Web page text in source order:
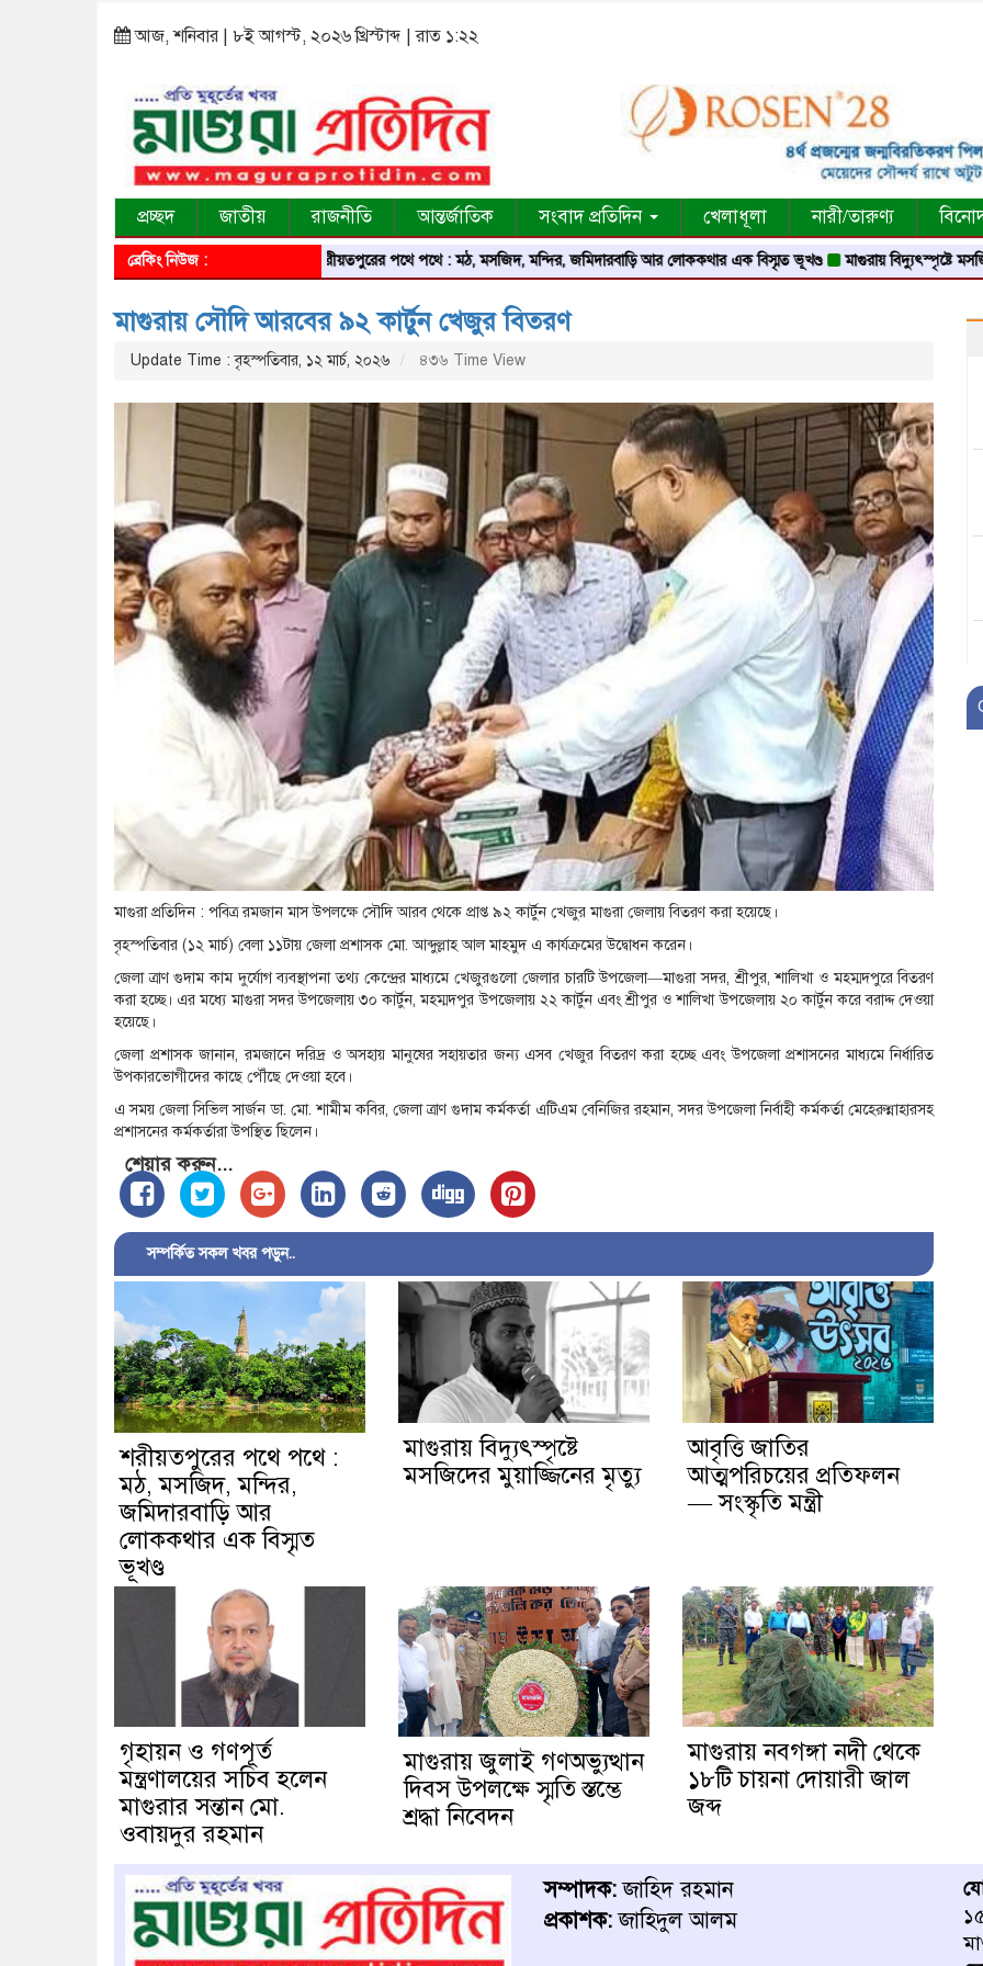
আজ, শনিবার | ৮ই আগস্ট, ২০২৬ খ্রিস্টাব্দ | রাত ১:২২
প্রচ্ছদ জাতীয় রাজনীতি আন্তর্জাতিক সংবাদ প্রতিদিন খেলাধূলা নারী/তারুণ্য
ব্রেকিং নিউজ : শরীয়তপুরের পথে পথে : মঠ, মসজিদ, মন্দির, জমিদারবাড়ি আর লোককথার এক বিস্মৃত ভূখণ্ড মাগুরায় বিদ্যুৎস্পৃষ্টে মসজিদের
মাগুরায় সৌদি আরবের ৯২ কার্টুন খেজুর বিতরণ
Update Time : বৃহস্পতিবার, ১২ মার্চ, ২০২৬ ৪৩৬ Time View
মাগুরা প্রতিদিন : পবিত্র রমজান মাস উপলক্ষে সৌদি আরব থেকে প্রাপ্ত ৯২ কার্টুন খেজুর মাগুরা জেলায় বিতরণ করা হয়েছে।
বৃহস্পতিবার (১২ মার্চ) বেলা ১১টায় জেলা প্রশাসক মো. আব্দুল্লাহ আল মাহমুদ এ কার্যক্রমের উদ্বোধন করেন।
জেলা ত্রাণ গুদাম কাম দুর্যোগ ব্যবস্থাপনা তথ্য কেন্দ্রের মাধ্যমে খেজুরগুলো জেলার চারটি উপজেলা—মাগুরা সদর, শ্রীপুর, শালিখা ও মহম্মদপুরে বিতরণ
করা হচ্ছে। এর মধ্যে মাগুরা সদর উপজেলায় ৩০ কার্টুন, মহম্মদপুর উপজেলায় ২২ কার্টুন এবং শ্রীপুর ও শালিখা উপজেলায় ২০ কার্টুন করে বরাদ্দ দেওয়া
হয়েছে।
জেলা প্রশাসক জানান, রমজানে দরিদ্র ও অসহায় মানুষের সহায়তার জন্য এসব খেজুর বিতরণ করা হচ্ছে এবং উপজেলা প্রশাসনের মাধ্যমে নির্ধারিত
উপকারভোগীদের কাছে পৌঁছে দেওয়া হবে।
এ সময় জেলা সিভিল সার্জন ডা. মো. শামীম কবির, জেলা ত্রাণ গুদাম কর্মকর্তা এটিএম বেনিজির রহমান, সদর উপজেলা নির্বাহী কর্মকর্তা মেহেরুন্নাহারসহ
প্রশাসনের কর্মকর্তারা উপস্থিত ছিলেন।
শেয়ার করুন...
সম্পর্কিত সকল খবর পড়ুন..
শরীয়তপুরের পথে পথে :
মঠ, মসজিদ, মন্দির,
জমিদারবাড়ি আর
লোককথার এক বিস্মৃত
ভূখণ্ড
মাগুরায় বিদ্যুৎস্পৃষ্টে
মসজিদের মুয়াজ্জিনের মৃত্যু
আবৃত্তি জাতির
আত্মপরিচয়ের প্রতিফলন
— সংস্কৃতি মন্ত্রী
গৃহায়ন ও গণপূর্ত
মন্ত্রণালয়ের সচিব হলেন
মাগুরার সন্তান মো.
ওবায়দুর রহমান
মাগুরায় জুলাই গণঅভ্যুত্থান
দিবস উপলক্ষে স্মৃতি স্তম্ভে
শ্রদ্ধা নিবেদন
মাগুরায় নবগঙ্গা নদী থেকে
১৮টি চায়না দোয়ারী জাল
জব্দ
সম্পাদক:জাহিদ রহমান
প্রকাশক:জাহিদুল আলম